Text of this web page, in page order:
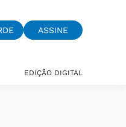
ASSINE
EDIÇÃO DIGITAL